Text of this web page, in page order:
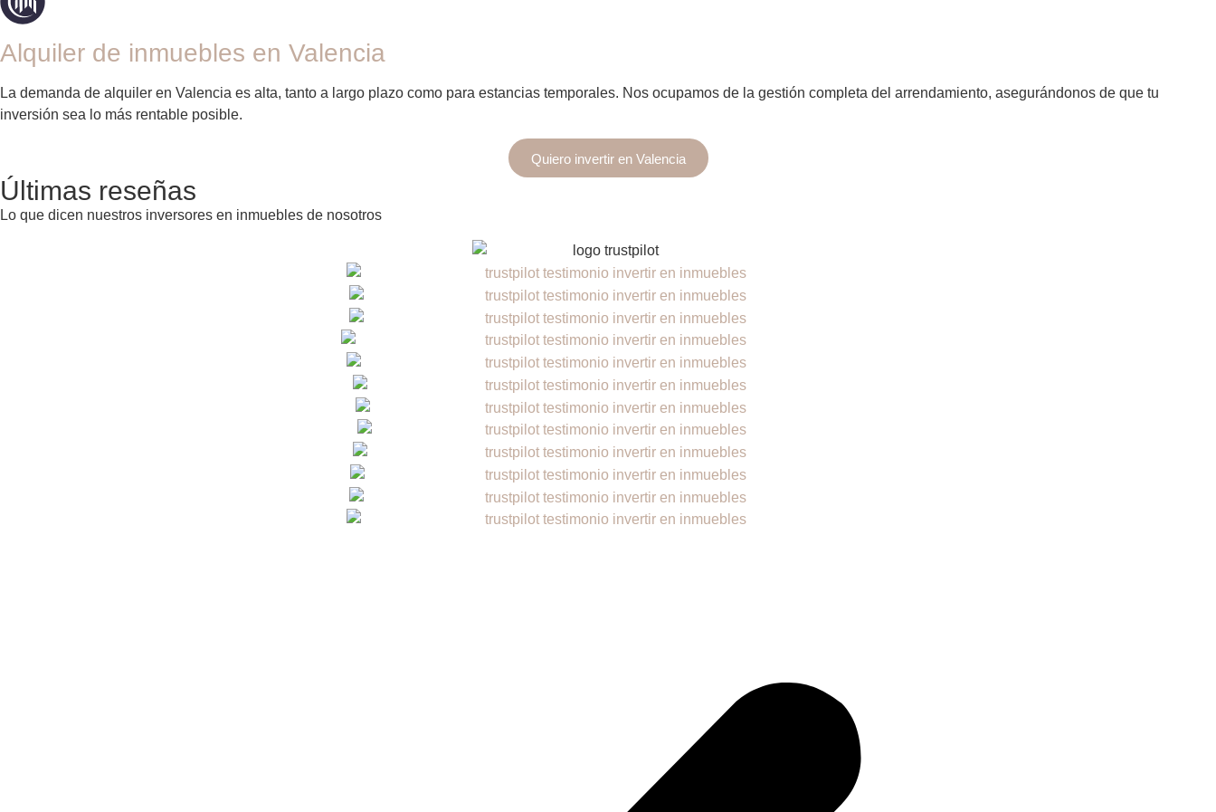
Alquiler de inmuebles en Valencia
La demanda de alquiler en Valencia es alta, tanto a largo plazo como para estancias temporales. Nos ocupamos de la gestión completa del arrendamiento, asegurándonos de que tu
inversión sea lo más rentable posible.
Quiero invertir en Valencia
Últimas reseñas
Lo que dicen nuestros inversores en inmuebles de nosotros